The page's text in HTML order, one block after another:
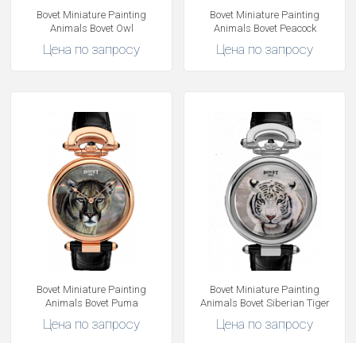
Bovet Miniature Painting
Animals Bovet Owl
Цена по запросу
Bovet Miniature Painting
Animals Bovet Peacock
Цена по запросу
Bovet Miniature Painting
Animals Bovet Puma
Цена по запросу
Bovet Miniature Painting
Animals Bovet Siberian Tiger
Цена по запросу